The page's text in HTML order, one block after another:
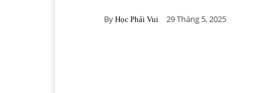
By Học Phải Vui 29 Tháng 5, 2025